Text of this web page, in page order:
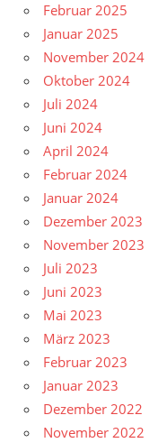
Februar 2025
Januar 2025
November 2024
Oktober 2024
Juli 2024
Juni 2024
April 2024
Februar 2024
Januar 2024
Dezember 2023
November 2023
Juli 2023
Juni 2023
Mai 2023
März 2023
Februar 2023
Januar 2023
Dezember 2022
November 2022